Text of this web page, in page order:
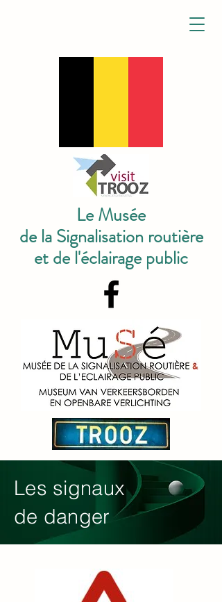
Le Musée
de la Signalisation routière
et de l'éclairage public
Les signaux
de danger